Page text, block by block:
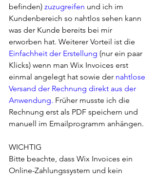
befinden) zuzugreifen und ich im
Kundenbereich so nahtlos sehen kann
was der Kunde bereits bei mir
erworben hat. Weiterer Vorteil ist die
Einfachheit der Erstellung (nur ein paar
Klicks) wenn man Wix Invoices erst
einmal angelegt hat sowie der nahtlose
Versand der Rechnung direkt aus der
Anwendung. Früher musste ich die
Rechnung erst als PDF speichern und
manuell im Emailprogramm anhängen.
WICHTIG
Bitte beachte, dass Wix Invoices ein
Online-Zahlungssystem und kein